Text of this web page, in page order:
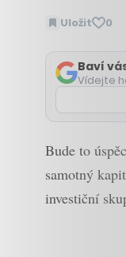
Uložit 0
Baví
Vídejte
Bude to
samotný
investiční